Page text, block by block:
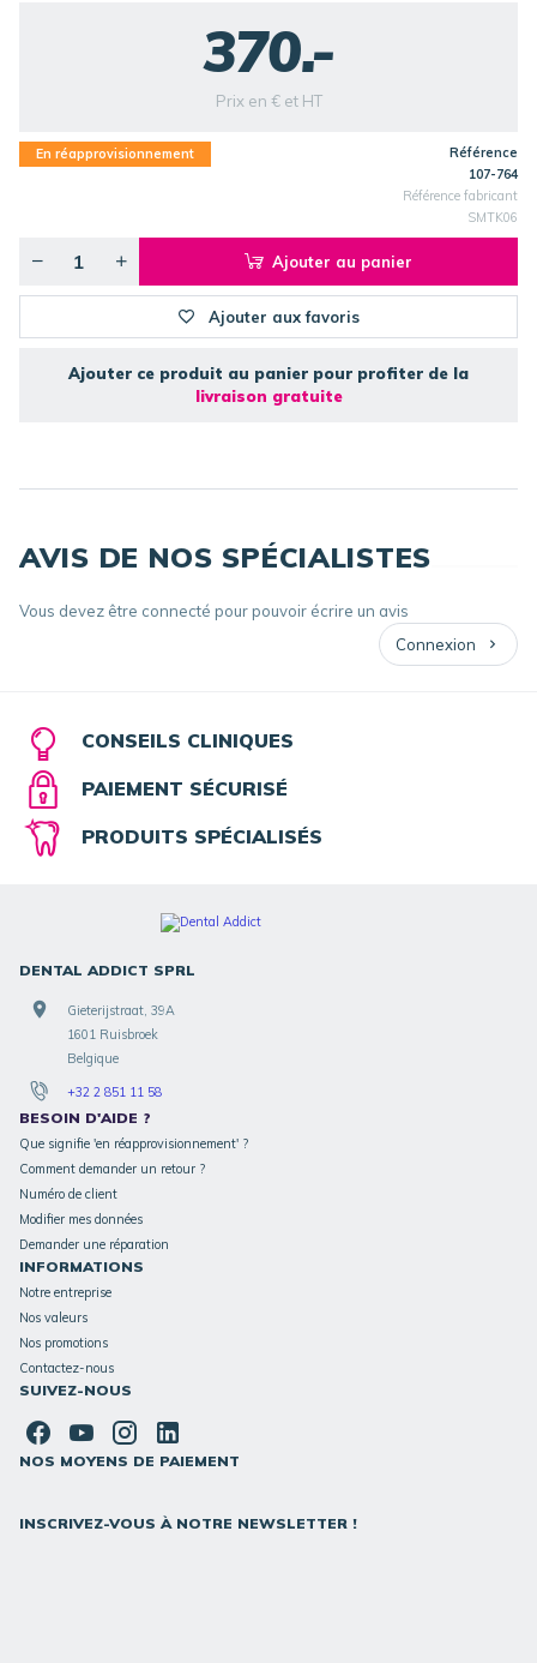
370.-
Prix en € et HT
En réapprovisionnement
Référence
107-764
Référence fabricant
SMTK06
Ajouter au panier
Ajouter aux favoris
Ajouter ce produit au panier pour profiter de la
livraison gratuite
AVIS DE NOS SPÉCIALISTES
Vous devez être connecté pour pouvoir écrire un avis
Connexion
CONSEILS CLINIQUES
PAIEMENT SÉCURISÉ
PRODUITS SPÉCIALISÉS
DENTAL ADDICT SPRL
Gieterijstraat, 39A
1601 Ruisbroek
Belgique
+32 2 851 11 58
BESOIN D'AIDE ?
Que signifie 'en réapprovisionnement' ?
Comment demander un retour ?
Numéro de client
Modifier mes données
Demander une réparation
INFORMATIONS
Notre entreprise
Nos valeurs
Nos promotions
Contactez-nous
SUIVEZ-NOUS
NOS MOYENS DE PAIEMENT
INSCRIVEZ-VOUS À NOTRE NEWSLETTER !